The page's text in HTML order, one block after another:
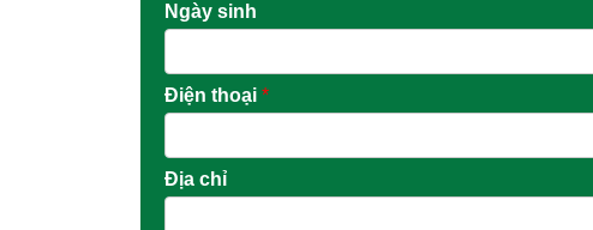
Ngày sinh
Điện thoại *
Địa chỉ